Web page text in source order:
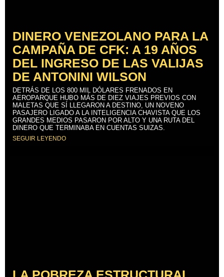
DINERO VENEZOLANO PARA LA
CAMPAÑA DE CFK: A 19 AÑOS
DEL INGRESO DE LAS VALIJAS
DE ANTONINI WILSON
DETRÁS DE LOS 800 MIL DÓLARES FRENADOS EN
AEROPARQUE HUBO MÁS DE DIEZ VIAJES PREVIOS CON
MALETAS QUE SÍ LLEGARON A DESTINO, UN NOVENO
PASAJERO LIGADO A LA INTELIGENCIA CHAVISTA QUE LOS
GRANDES MEDIOS PASARON POR ALTO Y UNA RUTA DEL
DINERO QUE TERMINABA EN CUENTAS SUIZAS.
SEGUIR LEYENDO